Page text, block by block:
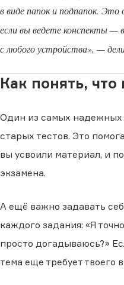
в виде папок и подпапок. Это
если вы ведете конспекты —
с любого устройства», —
Как понять,
Один из самых надежных
старых тестов. Это
вы усвоили материал, и
экзамена.
А ещё важно задавать
каждого задания: «Я
просто догадываюсь?»
тема еще требует твоего